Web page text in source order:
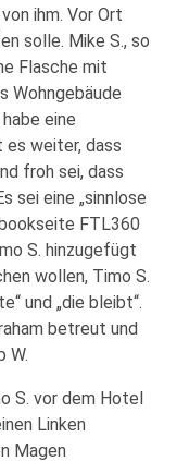
ihm. Vor Ort
solle. Mike S., so
Flasche mit
Wohngebäude
eine
weiter, dass
froh sei, dass
sei eine „sinnlose
FTL360
S. hinzugefügt
wollen, Timo S.
und „die bleibt“.
betreut und
W.
S. vor dem Hotel
Linken
Magen